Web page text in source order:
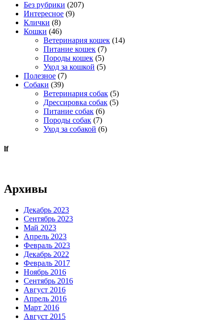
Без рубрики (207)
Интересное (9)
Клички (8)
Кошки (46)
Ветеринария кошек (14)
Питание кошек (7)
Породы кошек (5)
Уход за кошкой (5)
Полезное (7)
Собаки (39)
Ветеринария собак (5)
Дрессировка собак (5)
Питание собак (6)
Породы собак (7)
Уход за собакой (6)
lf
Архивы
Декабрь 2023
Сентябрь 2023
Май 2023
Апрель 2023
Февраль 2023
Декабрь 2022
Февраль 2017
Ноябрь 2016
Сентябрь 2016
Август 2016
Апрель 2016
Март 2016
Август 2015